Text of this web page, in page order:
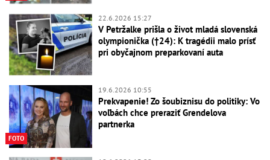
22.6.2026 15:27
V Petržalke prišla o život mladá slovenská
olympionička (†24): K tragédii malo prísť
pri obyčajnom preparkovaní auta
FOTO
19.6.2026 10:55
Prekvapenie! Zo šoubiznisu do politiky: Vo
voľbách chce preraziť Grendelova
partnerka